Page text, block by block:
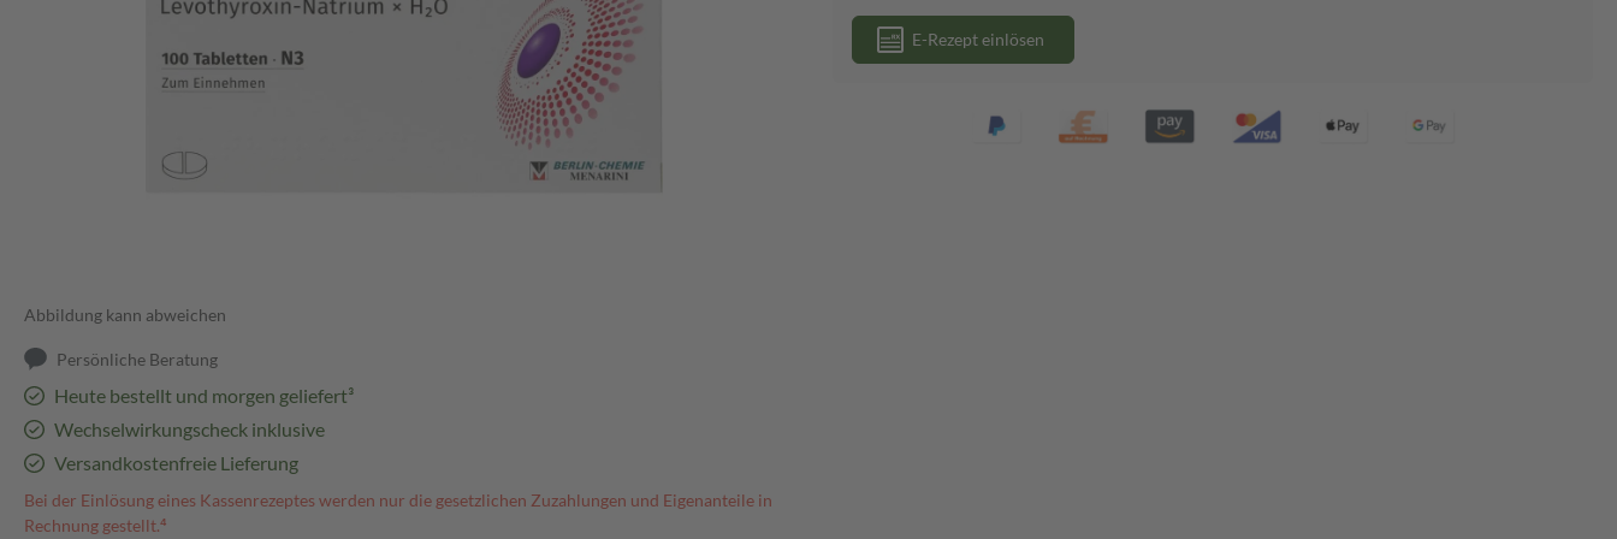
Abbildung kann abweichen
Persönliche Beratung
Heute bestellt und morgen geliefert³
Wechselwirkungscheck inklusive
Versandkostenfreie Lieferung
Bei der Einlösung eines Kassenrezeptes werden nur die gesetzlichen Zuzahlungen und Eigenanteile in
Rechnung gestellt.⁴
E-Rezept einlösen